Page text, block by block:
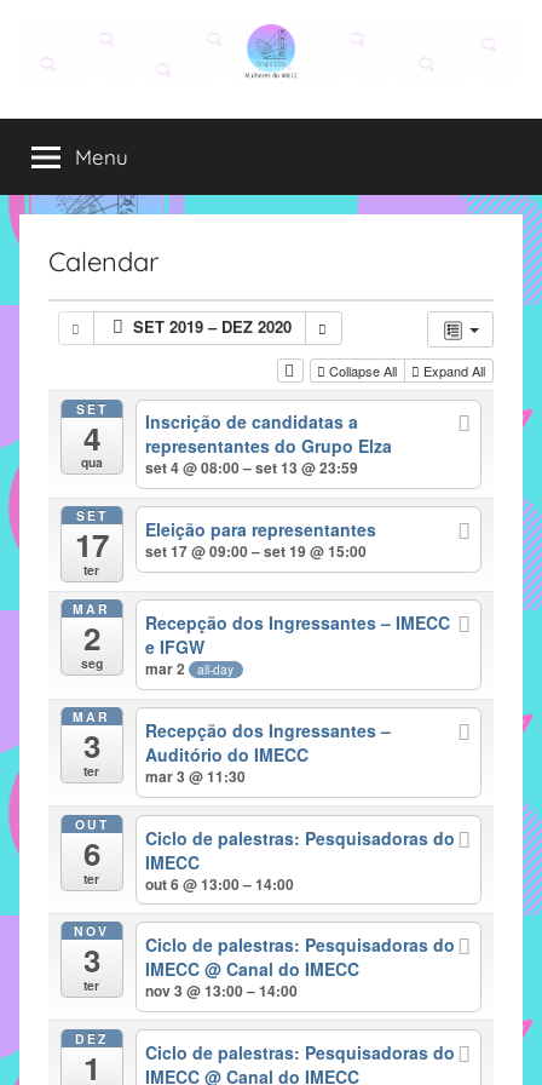
conteúdo
Grupo
Elza
Elza
é
formado
alunas,
funcionárias
IMECC
como
atribuição
implementar
mecanismos
proporcionem
fortalecimento
sociais
profissionais
alunos,
professores
Menu
Calendar
SET 2019 – DEZ 2020
Collapse All Expand All
SET
4
qua
Inscrição de candidatas a
representantes do Grupo Elza
set 4 @ 08:00 – set 13 @ 23:59
SET
17
ter
Eleição para representantes
set 17 @ 09:00 – set 19 @ 15:00
MAR
2
seg
Recepção dos Ingressantes – IMECC
e IFGW
mar 2 all-day
MAR
3
ter
Recepção dos Ingressantes –
Auditório do IMECC
mar 3 @ 11:30
OUT
6
ter
Ciclo de palestras: Pesquisadoras do
IMECC
out 6 @ 13:00 – 14:00
NOV
3
ter
Ciclo de palestras: Pesquisadoras do
IMECC@ Canal do IMECC
nov 3 @ 13:00 – 14:00
DEZ
1
Ciclo de palestras: Pesquisadoras do
IMECC@ Canal do IMECC